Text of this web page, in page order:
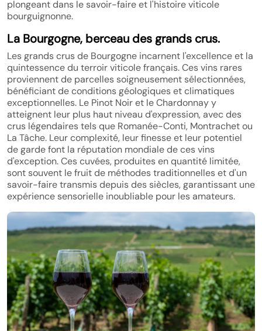
plongeant dans le savoir-faire et l'histoire viticole
bourguignonne.
La Bourgogne, berceau des grands crus.
Les grands crus de Bourgogne incarnent l'excellence et la
quintessence du terroir viticole français. Ces vins rares
proviennent de parcelles soigneusement sélectionnées,
bénéficiant de conditions géologiques et climatiques
exceptionnelles. Le Pinot Noir et le Chardonnay y
atteignent leur plus haut niveau d'expression, avec des
crus légendaires tels que Romanée-Conti, Montrachet ou
La Tâche. Leur complexité, leur finesse et leur potentiel
de garde font la réputation mondiale de ces vins
d'exception. Ces cuvées, produites en quantité limitée,
sont souvent le fruit de méthodes traditionnelles et d'un
savoir-faire transmis depuis des siècles, garantissant une
expérience sensorielle inoubliable pour les amateurs.